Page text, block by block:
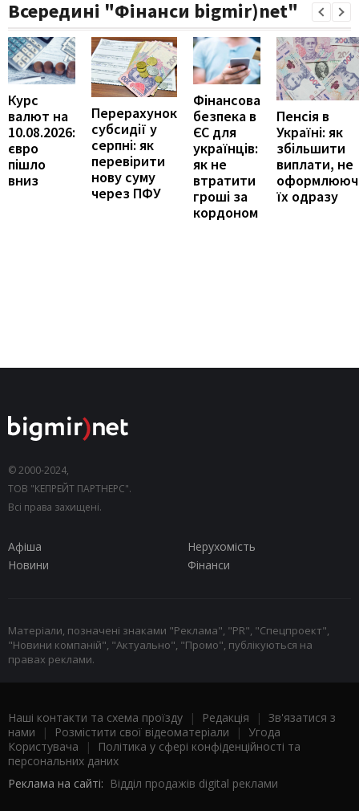
Всередині "Фінанси bigmir)net"
Курс
валют на
10.08.2026:
євро
пішло
вниз
Перерахунок
субсидії у
серпні: як
перевірити
нову суму
через ПФУ
Фінансова
безпека в
ЄС для
українців:
як не
втратити
гроші за
кордоном
Пенсія в
Україні: як
збільшити
виплати, не
їх одразу
© 2000-2024,
ТОВ "КЕПРЕЙТ ПАРТНЕРС".
Всі права захищені.
Афіша
Нерухомість
Новини
Фінанси
Матеріали, позначені знаками "Реклама", "PR", "Спецпроект",
"Новини компаній", "Актуально", "Промо", публікуються на
правах реклами.
Наші контакти та схема проїзду | Редакція | Зв'язатися з
нами | Розмістити свої відеоматеріали | Угода
Користувача |
Політика у сфері конфіденційності та
персональних даних
Реклама на сайті: Відділ продажів digital реклами